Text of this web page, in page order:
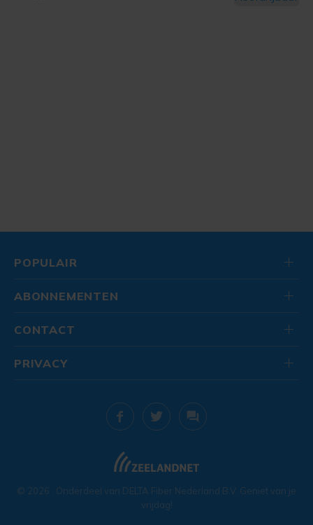
POPULAIR
ABONNEMENTEN
CONTACT
© 2026 . Onderdeel van DELTA Fiber Nederland B.V. Geniet van je
vrijdag!
PRIVACY